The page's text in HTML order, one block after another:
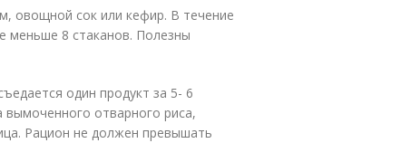
овощной сок или кефир. В течение
меньше 8 стаканов. Полезны
один продукт за 5- 6
вымоченного отварного риса,
Рацион не должен превышать